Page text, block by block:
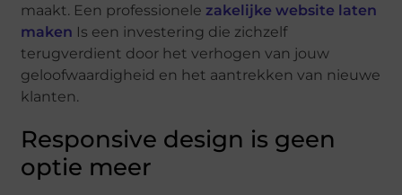
maakt. Een professionele zakelijke website laten
maken Is een investering die zichzelf
terugverdient door het verhogen van jouw
geloofwaardigheid en het aantrekken van nieuwe
klanten.
Responsive design is geen
optie meer